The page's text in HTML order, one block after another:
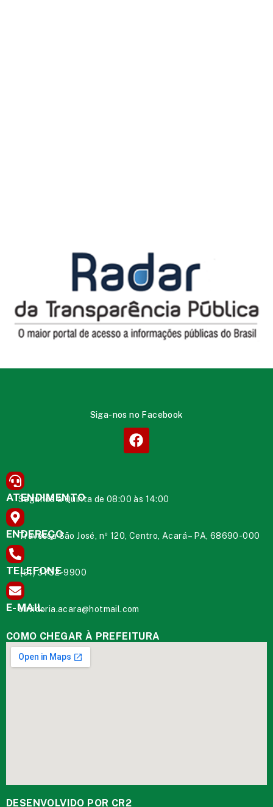
Siga-nos no Facebook
ATENDIMENTO
Segunda à Quinta de 08:00 às 14:00
ENDEREÇO
Travessa São José, nº 120, Centro, Acará – PA, 68690-000
TELEFONE
(91) 3732-9900
E-MAIL
ouvidoria.acara@hotmail.com
COMO CHEGAR À PREFEITURA
DESENVOLVIDO POR CR2